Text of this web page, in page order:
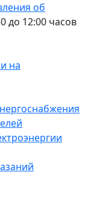
об
до 12:00 часов
на